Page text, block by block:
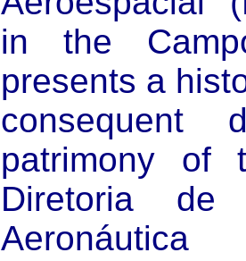
in the
presents a
consequent
patrimony of
Diretoria de